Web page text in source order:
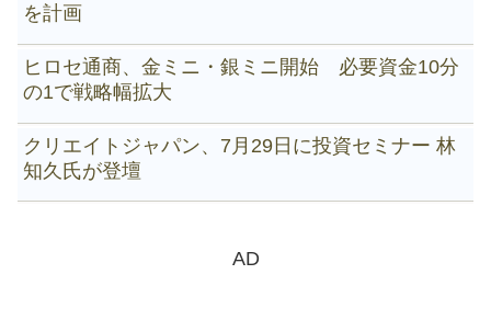
を計画
ヒロセ通商、金ミニ・銀ミニ開始 必要資金10分
の1で戦略幅拡大
クリエイトジャパン、7月29日に投資セミナー 林
知久氏が登壇
AD